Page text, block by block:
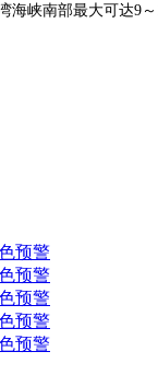
海峡南部最大可达9
预警
预警
预警
预警
预警